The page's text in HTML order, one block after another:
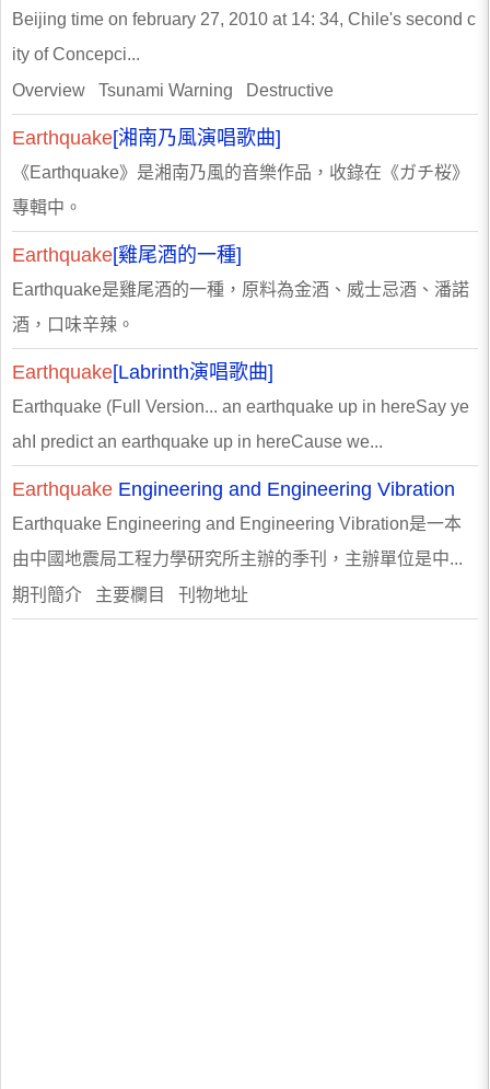
Beijing time on february 27, 2010 at 14: 34, Chile's second c
ity of Concepci...
Overview Tsunami Warning Destructive
Earthquake[湘南乃風演唱歌曲]
《Earthquake》是湘南乃風的音樂作品，收錄在《ガチ桜》
專輯中。
Earthquake[雞尾酒的一種]
Earthquake是雞尾酒的一種，原料為金酒、威士忌酒、潘諾
酒，口味辛辣。
Earthquake[Labrinth演唱歌曲]
Earthquake (Full Version... an earthquake up in hereSay ye
ahI predict an earthquake up in hereCause we...
Earthquake Engineering and Engineering Vibration
Earthquake Engineering and Engineering Vibration是一本
由中國地震局工程力學研究所主辦的季刊，主辦單位是中...
期刊簡介 主要欄目 刊物地址